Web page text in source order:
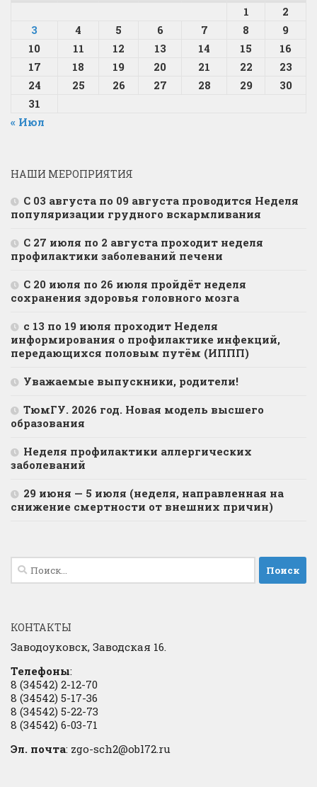
1
2
3
4 5 6 7 8
9
10
11 12 13 14 15
16
17
18 19 20 21 22
23
24
25 26 27 28 29
30
31
« Июл
НАШИ МЕРОПРИЯТИЯ
С 03 августа по 09 августа проводится Неделя
популяризации грудного вскармливания
С 27 июля по 2 августа проходит неделя
профилактики заболеваний печени
С 20 июля по 26 июля пройдёт неделя
сохранения здоровья головного мозга
с 13 по 19 июля проходит Неделя
информирования о профилактике инфекций,
передающихся половым путём (ИППП)
Уважаемые выпускники, родители!
ТюмГУ. 2026 год. Новая модель высшего
образования
Неделя профилактики аллергических
заболеваний
29 июня — 5 июля (неделя, направленная на
снижение смертности от внешних причин)
Найти:
КОНТАКТЫ
Заводоуковск, Заводская 16.
Телефоны:
8 (34542) 2-12-70
8 (34542) 5-17-36
8 (34542) 5-22-73
8 (34542) 6-03-71
Эл. почта: zgo-sch2@obl72.ru